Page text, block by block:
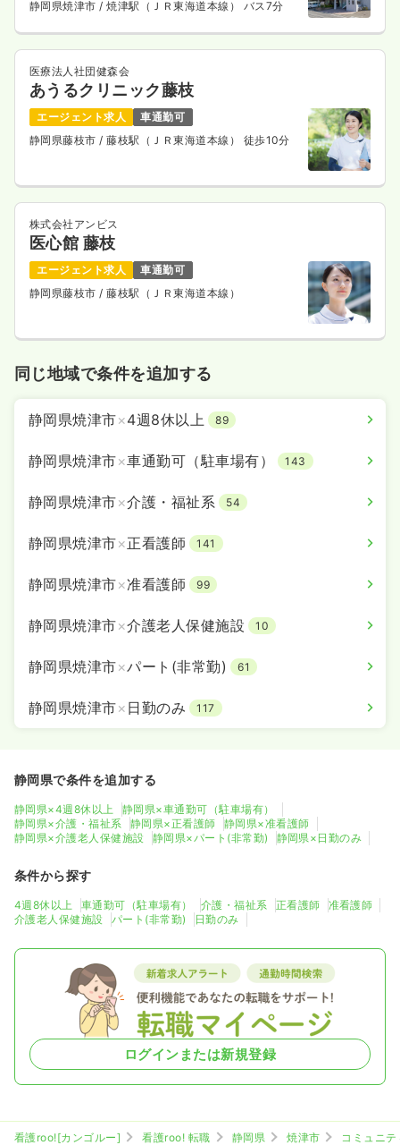
静岡県焼津市 / 焼津駅（ＪＲ東海道本線） バス7分
医療法人社団健森会
あうるクリニック藤枝
エージェント求人
車通勤可
静岡県藤枝市/ 藤枝駅（ＪＲ東海道本線） 徒歩10分
株式会社アンビス
医心館 藤枝
エージェント求人
車通勤可
静岡県藤枝市/ 藤枝駅（ＪＲ東海道本線）
同じ地域で条件を追加する
静岡県焼津市×4週8休以上 89
静岡県焼津市×車通勤可（駐車場有） 143
静岡県焼津市×介護・福祉系 54
静岡県焼津市×正看護師 141
静岡県焼津市×准看護師 99
静岡県焼津市×介護老人保健施設 10
静岡県焼津市×パート(非常勤) 61
静岡県焼津市× 日勤のみ 117
静岡県で条件を追加する
静岡県×4週8休以上
静岡県×車通勤可（駐車場有）
静岡県×介護・福祉系
静岡県×正看護師
静岡県×准看護師
静岡県×介護老人保健施設
静岡県×パート(非常勤) 静岡県×日勤のみ
条件から探す
4週8休以上 車通勤可（駐車場有） 介護・福祉系 正看護師
准看護師
介護老人保健施設
パート(非常勤) 日勤のみ
ログインまたは新規登録
看護roo![カンゴルー] 看護roo! 転職 静岡県 焼津市
コミュニ